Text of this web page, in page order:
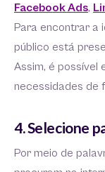
Facebook Ads,
Para encontrar a
público está
Assim, é possível
necessidades de
4. Selecione
Por meio de